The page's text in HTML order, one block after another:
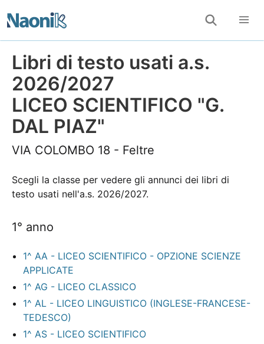
Libri di testo usati a.s.
2026/2027
LICEO SCIENTIFICO "G.
DAL PIAZ"
VIA COLOMBO 18 - Feltre
Scegli la classe per vedere gli annunci dei libri di
testo usati nell'a.s. 2026/2027.
1° anno
1^ AA - LICEO SCIENTIFICO - OPZIONE SCIENZE
APPLICATE
1^ AG - LICEO CLASSICO
1^ AL - LICEO LINGUISTICO (INGLESE-FRANCESE-
TEDESCO)
1^ AS - LICEO SCIENTIFICO